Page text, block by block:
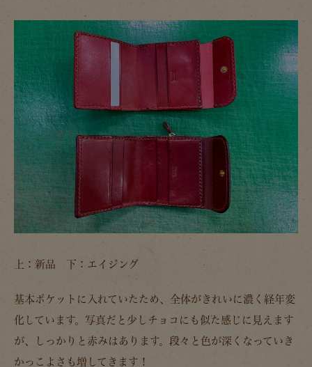
上：新品 下：エイジング
基本ポケットに入れていたため、全体がきれいに濃く経年変
化しています。写真だと少しチョコにも似た感じに見えます
が、しっかりと赤みはあります。段々と色が深くなっていき
かっこよさも増してきます！